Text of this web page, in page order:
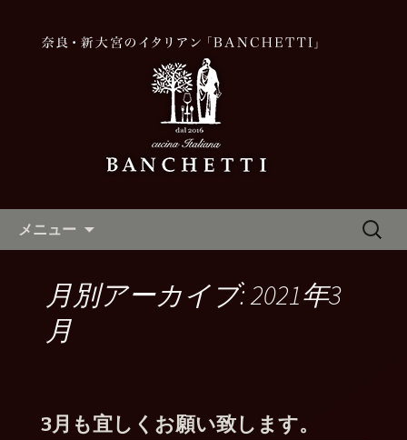
奈良、新大宮「BANCHETTI(バ
ンケッティ)」の最新情報
メニュー
検
月別アーカイブ: 2021年3
月
3月も宜しくお願い致します。